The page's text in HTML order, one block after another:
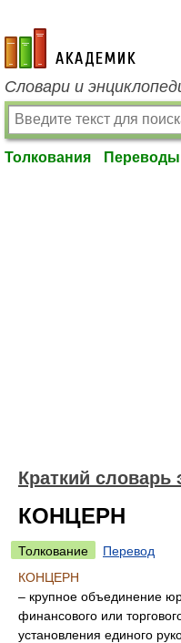
academic.ru
Словари и
Толкования Переводы
Краткий словарь
КОНЦЕРН
Толкование
Перевод
КОНЦЕРН
– крупное объединение
финансового или
установления единого